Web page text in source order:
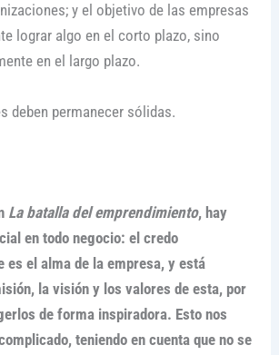
y el objetivo de las empresas
lograr algo en el corto plazo, sino
en el largo plazo.
deben permanecer sólidas.
La batalla del emprendimiento, hay
en todo negocio: el credo
es el alma de la empresa, y está
la visión y los valores de esta, por
de forma inspiradora. Esto nos
teniendo en cuenta que no se